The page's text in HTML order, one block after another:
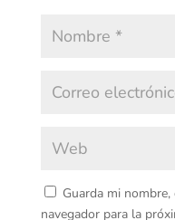
Guarda mi
navegador para la